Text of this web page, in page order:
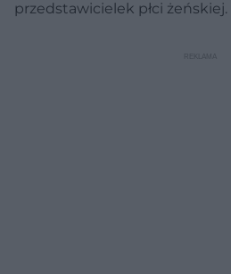
przedstawicielek płci żeńskiej.